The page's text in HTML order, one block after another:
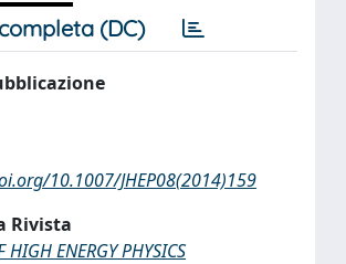
(DC)
10.1007/JHEP08(2014)159
Rivista
HIGH ENERGY PHYSICS